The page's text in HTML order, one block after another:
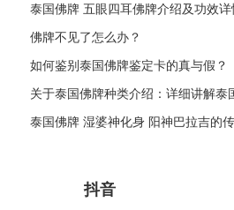
泰国佛牌 五眼四耳佛牌介绍及功效详
佛牌不见了怎么办？
如何鉴别泰国佛牌鉴定卡的真与假？
关于泰国佛牌种类介绍：详细讲解泰
泰国佛牌 湿婆神化身 阳神巴拉吉的
抖音